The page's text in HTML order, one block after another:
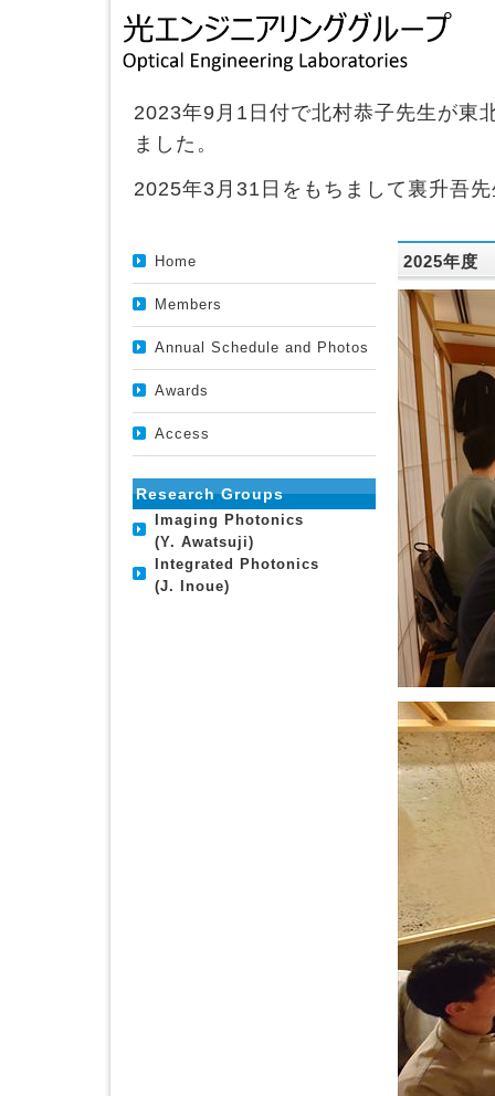
2023年9月1日付で北村恭子先生が東
ました。
2025年3月31日をもちまして裏升吾
Home
Members
Annual Schedule and Photos
Awards
Access
Research Groups
Imaging Photonics
(Y. Awatsuji)
Integrated Photonics
(J. Inoue)
2025年度